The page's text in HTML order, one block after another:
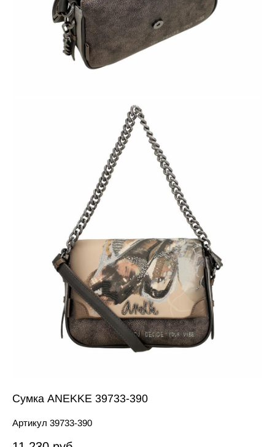
Сумка ANEKKE 39733-390
Артикул 39733-390